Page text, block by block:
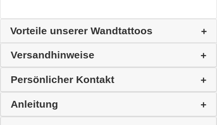
Vorteile unserer Wandtattoos
Versandhinweise
Persönlicher Kontakt
Anleitung